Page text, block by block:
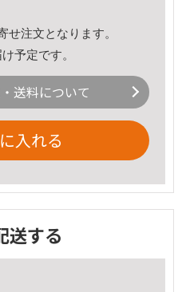
せ注文となります。
予定です。
送料について
入れる
送する